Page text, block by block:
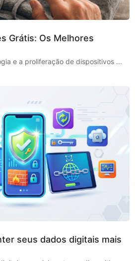
Grátis: Os Melhores
e a proliferação de dispositivos ...
seus dados digitais mais